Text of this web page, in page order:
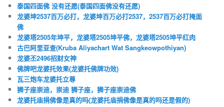
泰国四面佛 没有还愿(泰国四面佛没有还愿)
龙婆坤2537百万必打，龙婆坤百万必打2537，2537百万必打掩面
佛
龙婆塔2505年坤平，龙婆塔2505坤平佛，龙婆塔2505坤平红肉
古巴阿里亚查(Kruba Aliyachart Wat Sangkeowpothiyan)
龙婆丕2496招财女神
佛牌吧龙婆托效果(龙婆托佛牌功效)
瓦三炮车龙婆托立尊
狮子座崇迪，崇迪 狮子座，狮子座崇迪佛
龙婆托庙捐佛像是真的吗(龙婆托庙捐佛像是真的吗还是假的)